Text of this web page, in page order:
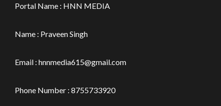
Portal Name : HNN MEDIA
Name : Praveen Singh
Email : hnnmedia615@gmail.com
Phone Number : 8755733920